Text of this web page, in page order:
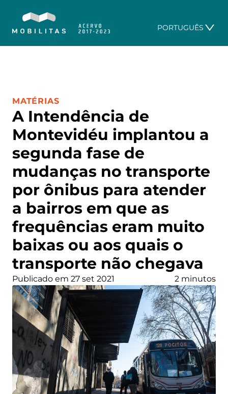
PORTUGUÊS
A Intendência de
Montevidéu implantou a
segunda fase de
mudanças no transporte
por ônibus para atender
a bairros em que as
frequências eram muito
baixas ou aos quais o
transporte não chegava
CATEGORIA:
MATÉRIAS
Publicado em 27 set 2021 2 minutos